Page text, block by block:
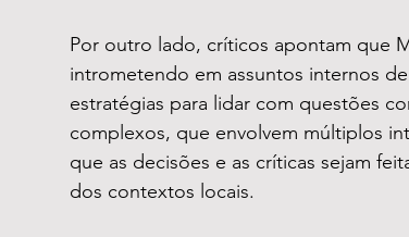
Por outro lado, críticos apontam que
intrometendo em assuntos internos
estratégias para lidar com questões
complexos, que envolvem múltiplos
que as decisões e as críticas sejam
dos contextos locais.